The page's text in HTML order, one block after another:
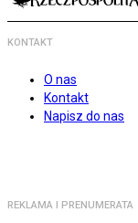
KONTAKT
O nas
Kontakt
Napisz do nas
REKLAMA I PRENUMERATA